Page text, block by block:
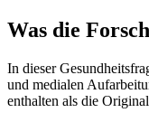
Was die
In dieser
und medialen
enthalten als die